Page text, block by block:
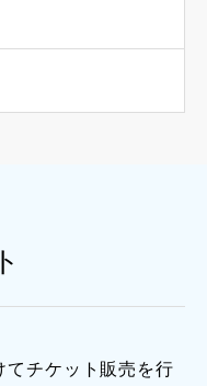
てチケット販売を行